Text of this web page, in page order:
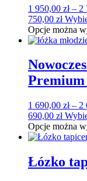
1 950,00 zł – 2
750,00 zł
Opcje można
1 690,00 zł – 2
690,00 zł
Opcje można
Łózko